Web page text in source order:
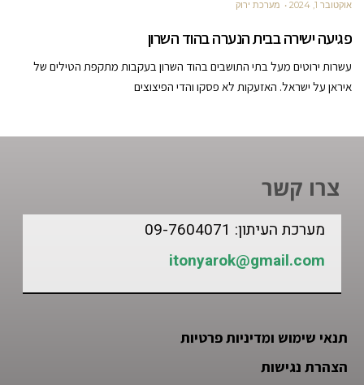
אוקטובר 1, 2024 מערכת ירוק
פגיעה ישירה בבית הנערה בהוד השרון
עשרות ירוטים מעל בתי התושבים בהוד השרון בעקבות מתקפת הטילים של
איראן על ישראל. האזעקות לא פסקו והדי הפיצוצים
צרו קשר
מערכת העיתון: 09-7604071
itonyarok@gmail.com
תנאי שימוש ומדיניות פרטיות
הצהרת נגישות